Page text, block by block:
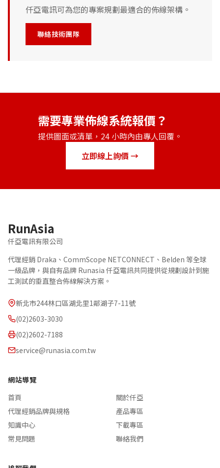
仟亞電訊可為您的專案規劃最適合的佈線架構。
聯絡技術團隊
需要專業佈線系統報價？
提供圖面或清單，24 小時內由專人回覆。
立即線上詢價 →
RunAsia
仟亞電訊有限公司
代理經銷 Draka、CommScope NETCONNECT、Belden 等全球
一級品牌，與自有品牌 Runasia 仟亞電訊共同提供從規劃設計到施
工測試的垂直整合佈線解決方案。
新北市244林口區湖北里1鄰湖子7-11號
(02)2603-3030
(02)2602-7188
service@runasia.com.tw
網站導覽
首頁
關於仟亞
代理經銷品牌與規格
產品專區
知識中心
下載專區
常見問題
聯絡我們